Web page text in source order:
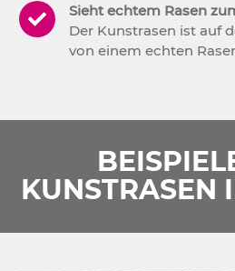
Sieht echtem Rasen
Der Kunstrasen ist auf
von einem echten
KUNSTRASEN